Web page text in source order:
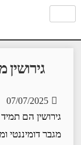
07/07/2025
גירושין הם
מגבר דומיננטי